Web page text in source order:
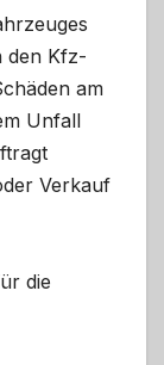
den Kfz-
am
Unfall
Verkauf
die